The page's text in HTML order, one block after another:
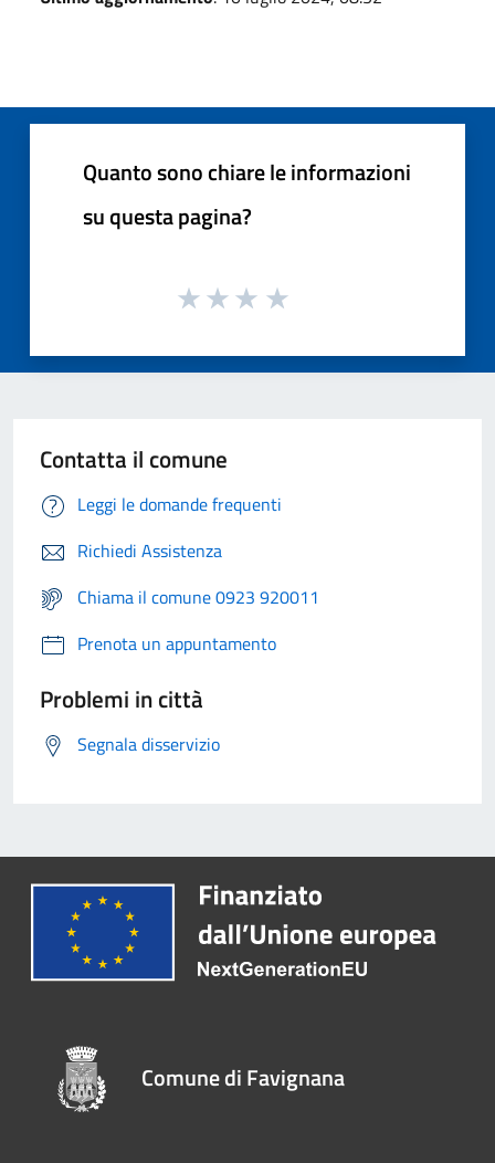
Quanto sono chiare le informazioni
su questa pagina?
Contatta il comune
Leggi le domande frequenti
Richiedi Assistenza
Chiama il comune 0923 920011
Prenota un appuntamento
Problemi in città
Segnala disservizio
Comune di Favignana